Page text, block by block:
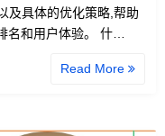
及具体的优化策略,帮助
名和用户体验。 什…
Read More